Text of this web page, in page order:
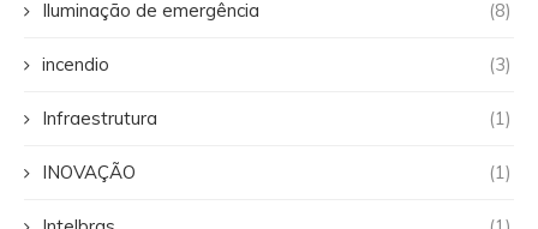
Iluminação de emergência (8)
incendio (3)
Infraestrutura (1)
INOVAÇÃO (1)